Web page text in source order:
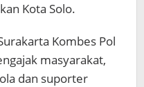
Kota Solo.
Kombes Pol
masyarakat,
dan suporter